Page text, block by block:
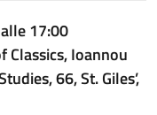
17:00
Classics, Ioannou
66, St. Giles’,